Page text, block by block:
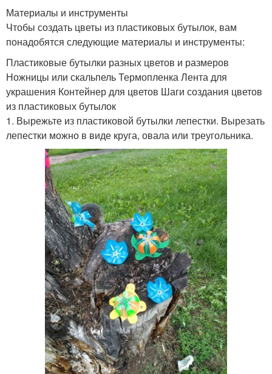
Материалы и инструменты
Чтобы создать цветы из пластиковых бутылок, вам
понадобятся следующие материалы и инструменты:
Пластиковые бутылки разных цветов и размеров
Ножницы или скальпель Термопленка Лента для
украшения Контейнер для цветов Шаги создания цветов
из пластиковых бутылок
1. Вырежьте из пластиковой бутылки лепестки. Вырезать
лепестки можно в виде круга, овала или треугольника.